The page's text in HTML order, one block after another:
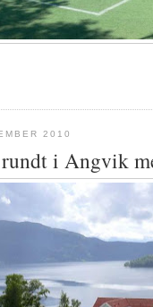
2010
i Angvik